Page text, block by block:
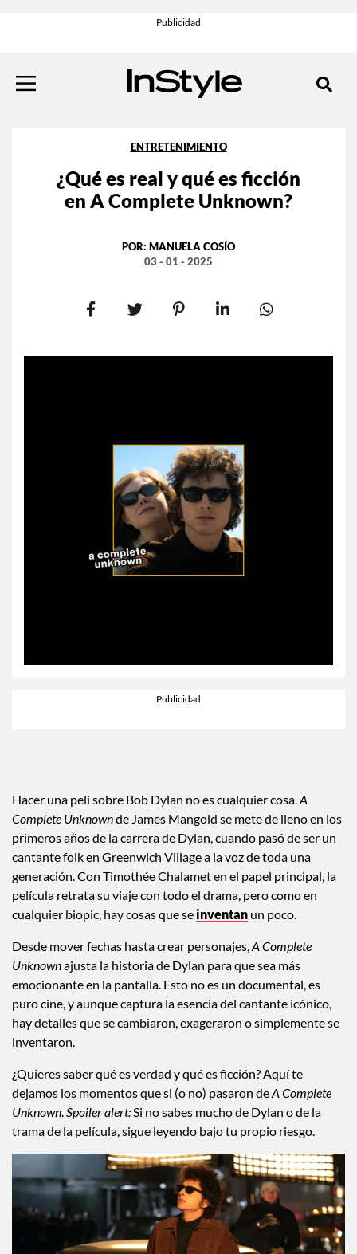
ENTRETENIMIENTO
¿Qué es real y qué es ficción
en A Complete Unknown?
POR: MANUELA COSÍO
03 - 01 - 2025
Hacer una peli sobre Bob Dylan no es cualquier cosa.A
Complete Unknownde James Mangold se mete de lleno en los
primeros años de la carrera de Dylan, cuando pasó de ser un
cantante folk en Greenwich Village a la voz de toda una
generación. Con Timothée Chalamet en el papel principal, la
película retrata su viaje con todo el drama, pero como en
cualquier biopic, hay cosas que seinventan un poco.
Desde mover fechas hasta crear personajes,A Complete
Unknownajusta la historia de Dylan para que sea más
emocionante en la pantalla. Esto no es un documental, es
puro cine, y aunque captura la esencia del cantante icónico,
hay detalles que se cambiaron, exageraron o simplemente se
inventaron.
¿Quieres saber qué es verdad y qué es ficción? Aquí te
dejamos los momentos que si (o no) pasaron deA Complete
Unknown.Spoiler alert:Si no sabes mucho de Dylan o de la
trama de la película, sigue leyendo bajo tu propio riesgo.